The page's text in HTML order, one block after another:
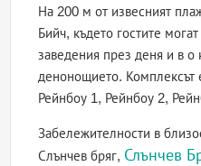
На 200 м от извесният
Бийч, където гостите
заведения през деня и в о
денонощието. Комплексът
Рейнбоу 1, Рейнбоу 2,
Забележителности в
Слънчев бряг, Слънчев